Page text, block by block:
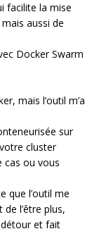
facilite la mise
aussi de
Docker Swarm
mais l’outil m’a
sur
cluster
cas ou vous
que l’outil me
l’être plus,
et fait